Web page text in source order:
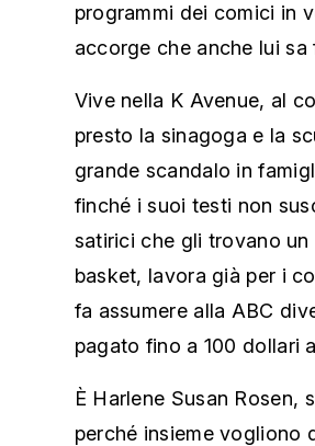
programmi dei comici in
accorge che anche lui sa
Vive nella K Avenue, al
presto la sinagoga e la
grande scandalo in
finché i suoi testi non
satirici che gli trovano un
basket, lavora già per i
fa assumere alla ABC
pagato fino a 100 dollari
È Harlene Susan
perché insieme vogliono